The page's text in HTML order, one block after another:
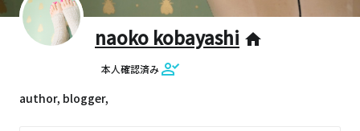
naoko kobayashi home
本人確認済み
author, blogger,